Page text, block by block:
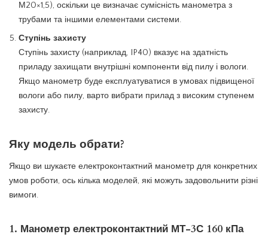
М20×1,5), оскільки це визначає сумісність манометра з
трубами та іншими елементами системи.
Ступінь захисту
Ступінь захисту (наприклад, IP40) вказує на здатність
приладу захищати внутрішні компоненти від пилу і вологи.
Якщо манометр буде експлуатуватися в умовах підвищеної
вологи або пилу, варто вибрати прилад з високим ступенем
захисту.
Яку модель обрати?
Якщо ви шукаєте електроконтактний манометр для конкретних
умов роботи, ось кілька моделей, які можуть задовольнити різні
вимоги.
1. Манометр електроконтактний МТ-3С 160 кПа